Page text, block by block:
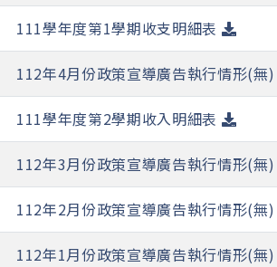
111學年度第1學期收支明細表
112年4月份政策宣導廣告執行情形(無)
111學年度第2學期收入明細表
112年3月份政策宣導廣告執行情形(無)
112年2月份政策宣導廣告執行情形(無)
112年1月份政策宣導廣告執行情形(無)